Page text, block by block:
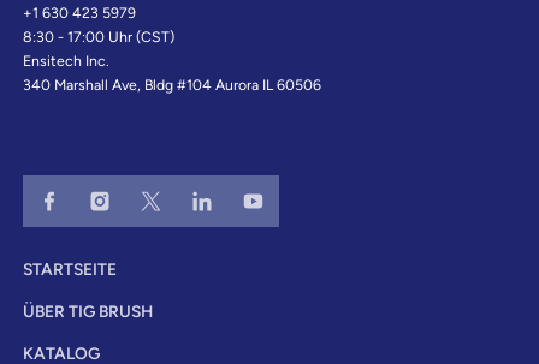
+1 630 423 5979
8:30 - 17:00 Uhr (CST)
Ensitech Inc.
340 Marshall Ave, Bldg #104 Aurora IL 60506
STARTSEITE
ÜBER TIG BRUSH
KATALOG